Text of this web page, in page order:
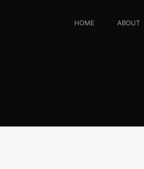
HOME ABOUT